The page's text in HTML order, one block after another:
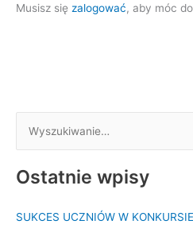
Musisz się zalogować, aby móc
u
a
Ostatnie wpisy
SUKCES UCZNIÓW W